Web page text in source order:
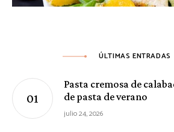
ÚLTIMAS ENTRADAS
Pasta cremosa de
de pasta de verano
julio 24, 2026